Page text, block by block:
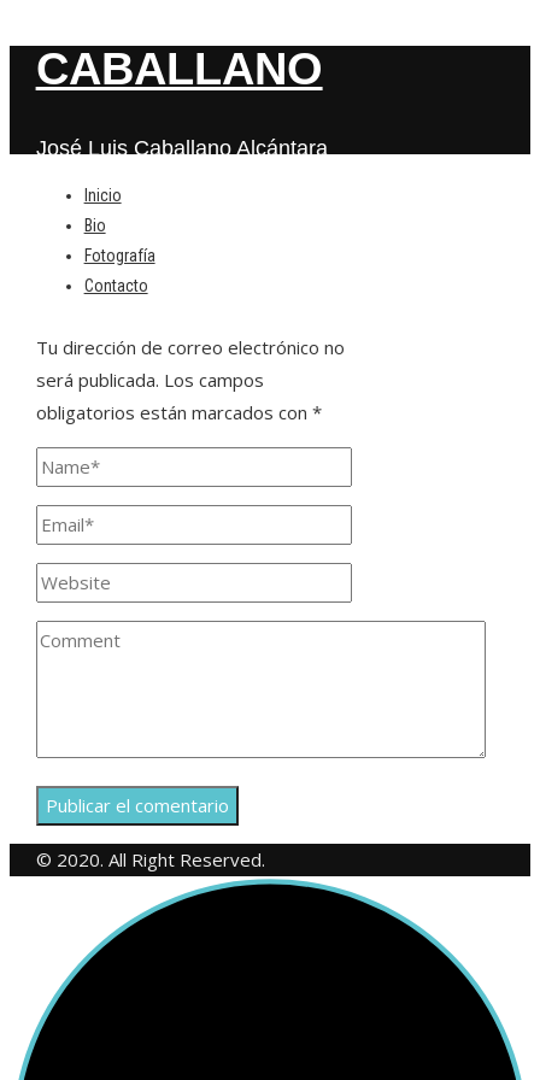
CABALLANO
José Luis Caballano Alcántara
Inicio
Bio
Fotografía
Contacto
Deja una respuesta
Tu dirección de correo electrónico no
será publicada. Los campos
obligatorios están marcados con *
© 2020. All Right Reserved.